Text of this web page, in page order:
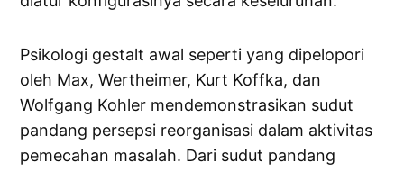
Psikologi gestalt awal seperti yang dipelopori
oleh Max, Wertheimer, Kurt Koffka, dan
Wolfgang Kohler mendemonstrasikan sudut
pandang persepsi reorganisasi dalam aktivitas
pemecahan masalah. Dari sudut pandang